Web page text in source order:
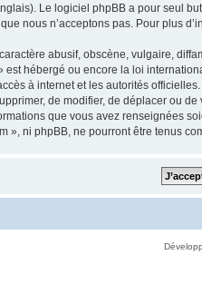
Le logiciel phpBB a pour seul
nous n’acceptons pas. Pour plus
abusif, obscène, vulgaire,
hébergé ou encore la loi
à internet et les autorités
de modifier, de déplacer ou
que vous avez renseignées
», ni phpBB, ne pourront être tenus